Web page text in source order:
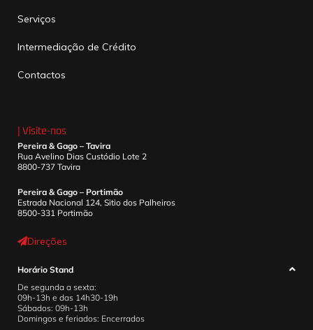
Serviços
Intermediação de Crédito
Contactos
| Visite-nos
Pereira & Gago – Tavira
Rua Avelino Dias Custódio Lote 2
8800-737 Tavira
Pereira & Gago – Portimão
Estrada Nacional 124, Sitio dos Palheiros
8500-331 Portimão
Direções
Horário Stand
De segunda a sexta:
09h-13h e das 14h30-19h
Sábados: 09h-13h
Domingos e feriados: Encerrados